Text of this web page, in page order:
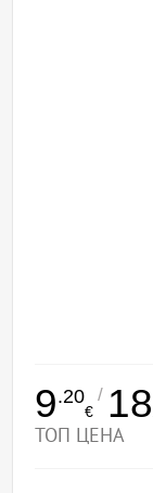
9.20
€
/ 18
ТОП ЦЕНА